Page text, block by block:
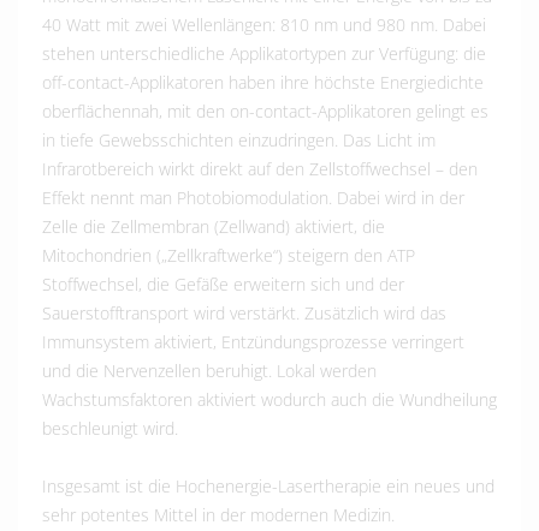
40 Watt mit zwei Wellenlängen: 810 nm und 980 nm. Dabei
stehen unterschiedliche Applikatortypen zur Verfügung: die
off-contact-Applikatoren haben ihre höchste Energiedichte
oberflächennah, mit den on-contact-Applikatoren gelingt es
in tiefe Gewebsschichten einzudringen. Das Licht im
Infrarotbereich wirkt direkt auf den Zellstoffwechsel – den
Effekt nennt man Photobiomodulation. Dabei wird in der
Zelle die Zellmembran (Zellwand) aktiviert, die
Mitochondrien („Zellkraftwerke“) steigern den ATP
Stoffwechsel, die Gefäße erweitern sich und der
Sauerstofftransport wird verstärkt. Zusätzlich wird das
Immunsystem aktiviert, Entzündungsprozesse verringert
und die Nervenzellen beruhigt. Lokal werden
Wachstumsfaktoren aktiviert wodurch auch die Wundheilung
beschleunigt wird.
Insgesamt ist die Hochenergie-Lasertherapie ein neues und
sehr potentes Mittel in der modernen Medizin.